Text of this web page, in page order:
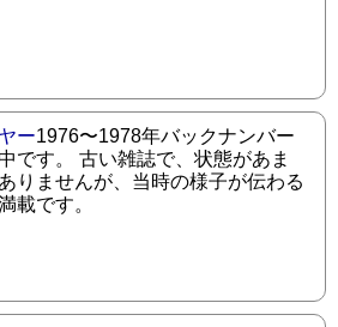
ー1976〜1978年バックナンバー
です。 古い雑誌で、状態があま
りませんが、当時の様子が伝わる
載です。